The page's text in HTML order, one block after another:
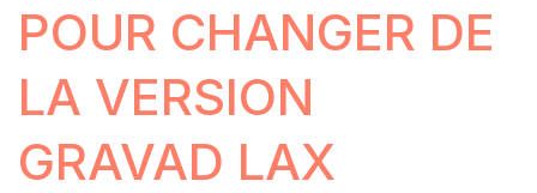
POUR CHANGER DE
LA VERSION
GRAVAD LAX